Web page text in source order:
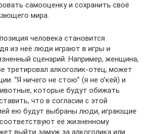
самооценку и сохранить своё
мира.
человека становится
из неё люди играют в игры и
сценарий. Например, женщина,
третировал алкоголик-отец, может
“Я ничего не стою” (я не о’кей) и
которые будут обижать
что в согласии с этой
ею будут выбраны люди, играющие
её жизненному
выйти замуж за алкоголика или